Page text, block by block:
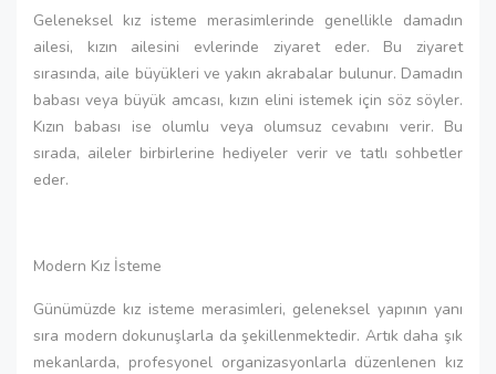
Geleneksel kız isteme merasimlerinde genellikle damadın
ailesi, kızın ailesini evlerinde ziyaret eder. Bu ziyaret
sırasında, aile büyükleri ve yakın akrabalar bulunur. Damadın
babası veya büyük amcası, kızın elini istemek için söz söyler.
Kızın babası ise olumlu veya olumsuz cevabını verir. Bu
sırada, aileler birbirlerine hediyeler verir ve tatlı sohbetler
eder.
Modern Kız İsteme
Günümüzde kız isteme merasimleri, geleneksel yapının yanı
sıra modern dokunuşlarla da şekillenmektedir. Artık daha şık
mekanlarda, profesyonel organizasyonlarla düzenlenen kız